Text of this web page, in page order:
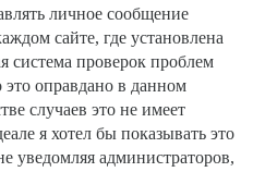
личное сообщение
сайте, где установлена
система проверок проблем
это оправдано в данном
случаев это не имеет
я хотел бы показывать это
уведомляя администраторов,